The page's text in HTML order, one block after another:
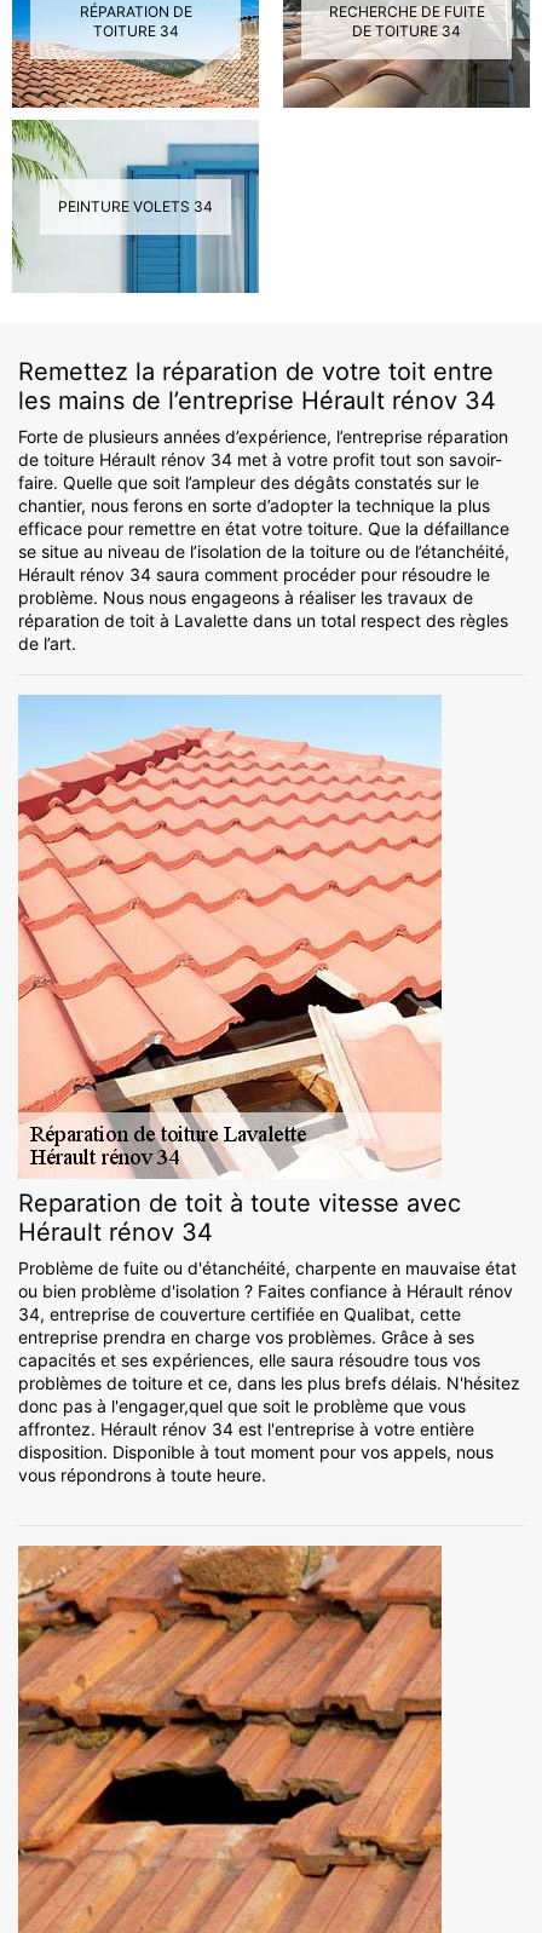
RÉPARATION DE
TOITURE 34
RECHERCHE DE FUITE
DE TOITURE 34
PEINTURE VOLETS 34
Remettez la réparation de votre toit entre
les mains de l’entreprise Hérault rénov 34
Forte de plusieurs années d’expérience, l’entreprise réparation
de toiture Hérault rénov 34 met à votre profit tout son savoir-
faire. Quelle que soit l’ampleur des dégâts constatés sur le
chantier, nous ferons en sorte d’adopter la technique la plus
efficace pour remettre en état votre toiture. Que la défaillance
se situe au niveau de l’isolation de la toiture ou de l’étanchéité,
Hérault rénov 34 saura comment procéder pour résoudre le
problème. Nous nous engageons à réaliser les travaux de
réparation de toit à Lavalette dans un total respect des règles
de l’art.
Reparation de toit à toute vitesse avec
Hérault rénov 34
Problème de fuite ou d'étanchéité, charpente en mauvaise état
ou bien problème d'isolation ? Faites confiance à Hérault rénov
34, entreprise de couverture certifiée en Qualibat, cette
entreprise prendra en charge vos problèmes. Grâce à ses
capacités et ses expériences, elle saura résoudre tous vos
problèmes de toiture et ce, dans les plus brefs délais. N'hésitez
donc pas à l'engager,quel que soit le problème que vous
affrontez. Hérault rénov 34 est l'entreprise à votre entière
disposition. Disponible à tout moment pour vos appels, nous
vous répondrons à toute heure.